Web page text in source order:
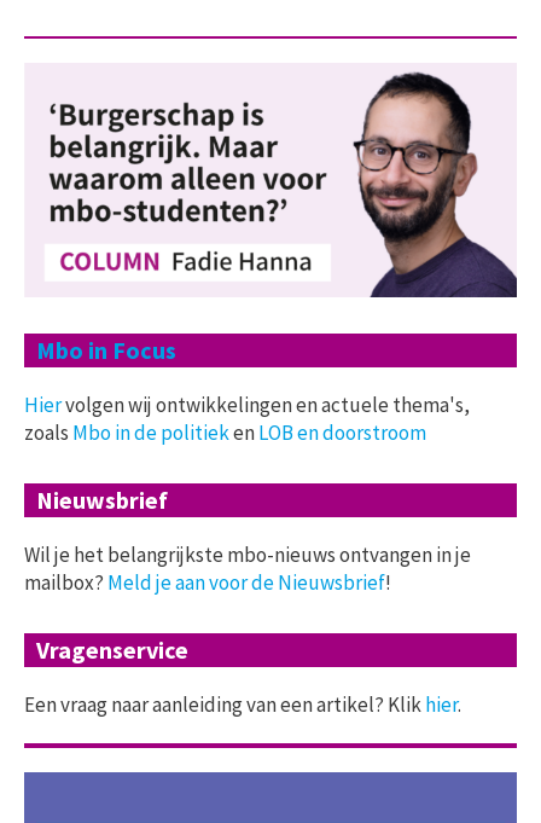
Mbo in Focus
Hiervolgen wij ontwikkelingen en actuele thema's,
zoals Mbo in de politiekenLOB en doorstroom
Nieuwsbrief
Wil je het belangrijkste mbo-nieuws ontvangen in je
mailbox? Meld je aan voor de Nieuwsbrief!
Vragenservice
Een vraag naar aanleiding van een artikel? Klikhier.